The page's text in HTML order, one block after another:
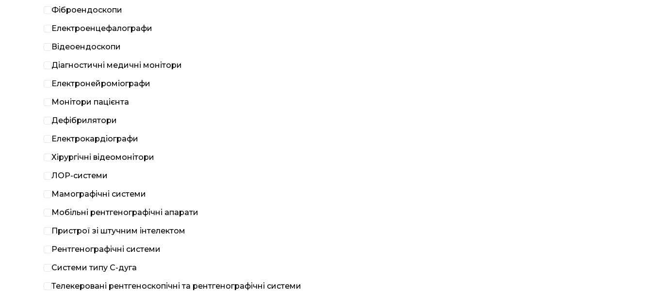
Фіброендоскопи
Електроенцефалографи
Відеоендоскопи
Діагностичні медичні монітори
Електронейроміографи
Монітори пацієнта
Дефібрилятори
Електрокардіографи
Хірургічні відеомонітори
ЛОР-системи
Мамографічні системи
Мобільні рентгенографічні апарати
Пристрої зі штучним інтелектом
Рентгенографічні системи
Системи типу С-дуга
Телекеровані рентгеноскопічні та рентгенографічні системи